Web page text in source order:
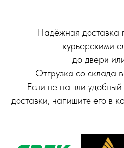
Надёжная доставка
курьерскими
до двери
Отгрузка со склада
Если не нашли
доставки, напишите его в